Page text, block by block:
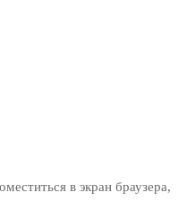
в экран браузера,